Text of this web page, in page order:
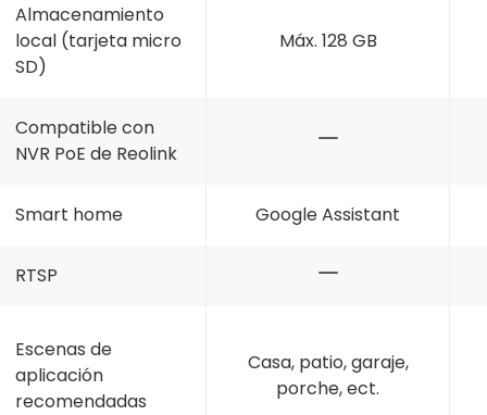
Almacenamiento
local (tarjeta micro
SD)
Máx. 128 GB
Compatible con
NVR PoE de Reolink
Smart home Google Assistant
RTSP
Escenas de
aplicación
recomendadas
Casa, patio, garaje,
porche, ect.